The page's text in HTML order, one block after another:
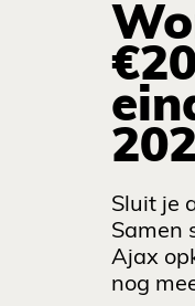
Sluit je
Samen
Ajax
nog